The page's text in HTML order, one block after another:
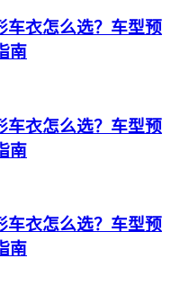
车衣怎么选？车型预
南
车衣怎么选？车型预
南
车衣怎么选？车型预
南